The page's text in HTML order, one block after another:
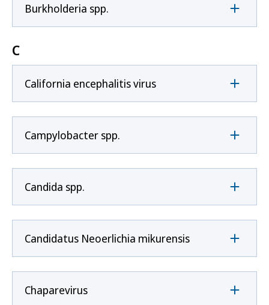
Burkholderia spp.
C
California encephalitis virus
Campylobacter spp.
Candida spp.
Candidatus Neoerlichia mikurensis
Chaparevirus